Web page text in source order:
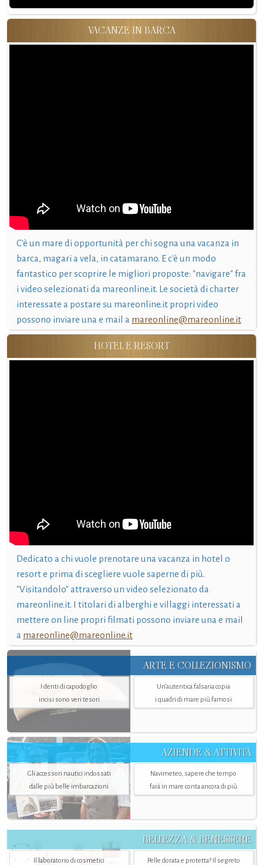
VACANZE IN BARCA
C'è un mare di opportunità per chi sogna una vacanza in
barca, magari a vela, in catamarano. E c'è un modo
fantastico per scoprire le migliori proposte: "navigare" fra
i video selezionati da mareonline.it. Le società di charter
interessate a postare su mareonline.it propri video
possono inviare una e mail a mareonline@mareonline.it
HOTEL E RESORT
Dedicato a chi vuole prenotare una vacanza in hotel o
resort e prima di scegliere vuole saperne di più.
"Visitandolo" attraverso un video selezionato da
mareonline.it. I titolari di alberghi e villaggi interessati a
mettere on line propri filmati possono inviare una e mail
a mareonline@mareonline.it
ARTE E COLLEZIONISMO
I denti di capodoglio
incisi sono veri tesori
Un’autentica falsaria copia
i quadri di mare più famosi
AZIENDE & ATTIVITÀ
Gli accessori nautici indossati
dalle più belle imbarcazioni
Navimeteo, sapere che tempo
farà in mare conta ancora di più
BELLEZZA & BENESSERE
Il laboratorio di cosmetici
Pelle dorata e protetta? Il segreto